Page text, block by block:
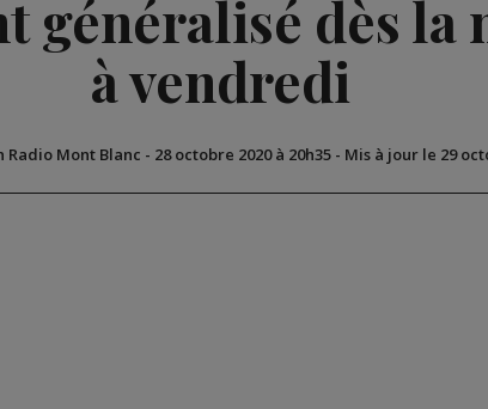
généralisé dès la
à vendredi
Radio Mont Blanc - 28 octobre 2020 à 20h35- Mis à jour le 29